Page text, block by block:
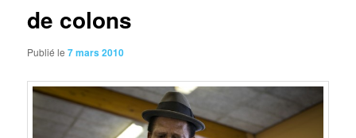
de colons
Publié le7 mars 2010